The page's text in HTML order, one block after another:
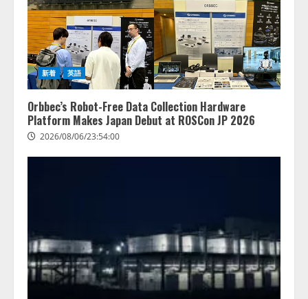
新着 英語
Orbbec’s Robot-Free Data Collection Hardware
Platform Makes Japan Debut at ROSCon JP 2026
2026/08/06/23:54:00
2
藤原竜也がAIで組織の改善点を見
抜く！ SKYSEA Client View 新テ
レビCM公開！ 新オプション！ AI
が組織の業務実態を分析し労務改
善を支援。 藤原竜也メイキング
動画公開 「もしAIが自分を分析し